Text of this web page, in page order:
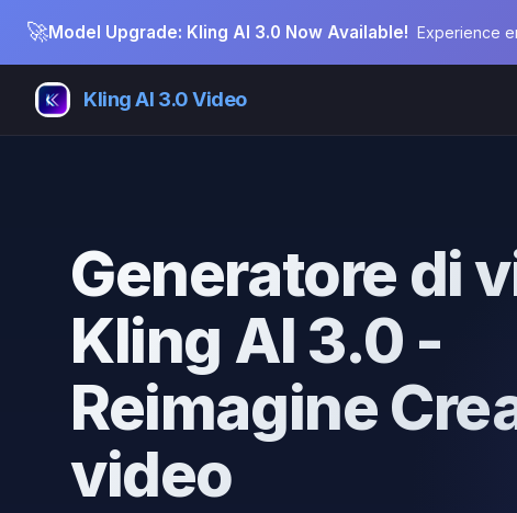
🚀Model Upgrade: Kling AI 3.0 Now Available! Experience
Kling AI 3.0 Video
Generatore di
Kling AI 3.0 -
Reimagine
video